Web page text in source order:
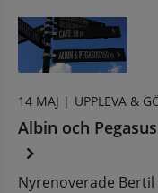
14 MAJ | UPPLEVA &
Albin och
Nyrenoverade